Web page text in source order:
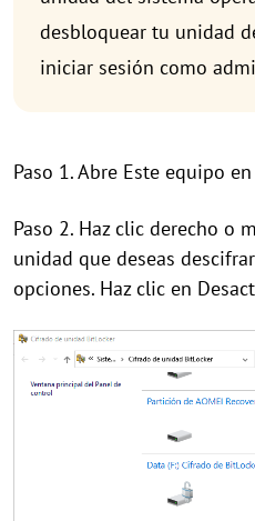
desbloquear tu unidad
iniciar sesión como
Paso 1. Abre Este equipo
Paso 2. Haz clic derecho o
unidad que deseas
opciones. Haz clic en